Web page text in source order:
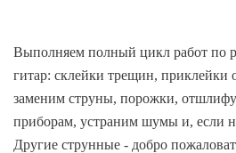
Выполняем полный цикл работ по
гитар: склейки трещин, приклейки
заменим струны, порожки,
приборам, устраним шумы и, если
Другие струнные - добро